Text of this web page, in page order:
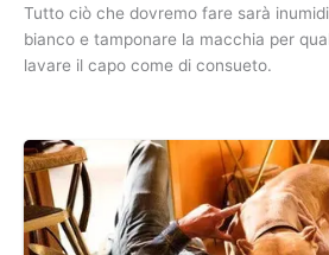
Tutto ciò che dovremo fare sarà
bianco e tamponare la macchia per
lavare il capo come di consueto.